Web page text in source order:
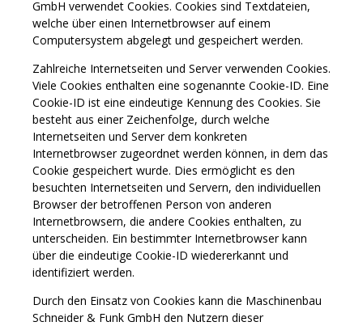
GmbH verwendet Cookies. Cookies sind Textdateien,
welche über einen Internetbrowser auf einem
Computersystem abgelegt und gespeichert werden.
Zahlreiche Internetseiten und Server verwenden Cookies.
Viele Cookies enthalten eine sogenannte Cookie-ID. Eine
Cookie-ID ist eine eindeutige Kennung des Cookies. Sie
besteht aus einer Zeichenfolge, durch welche
Internetseiten und Server dem konkreten
Internetbrowser zugeordnet werden können, in dem das
Cookie gespeichert wurde. Dies ermöglicht es den
besuchten Internetseiten und Servern, den individuellen
Browser der betroffenen Person von anderen
Internetbrowsern, die andere Cookies enthalten, zu
unterscheiden. Ein bestimmter Internetbrowser kann
über die eindeutige Cookie-ID wiedererkannt und
identifiziert werden.
Durch den Einsatz von Cookies kann die Maschinenbau
Schneider & Funk GmbH den Nutzern dieser